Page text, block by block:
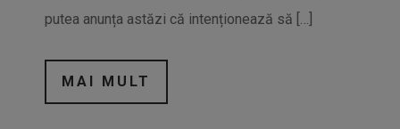
putea anunța astăzi că intenționează să […]
MAI MULT